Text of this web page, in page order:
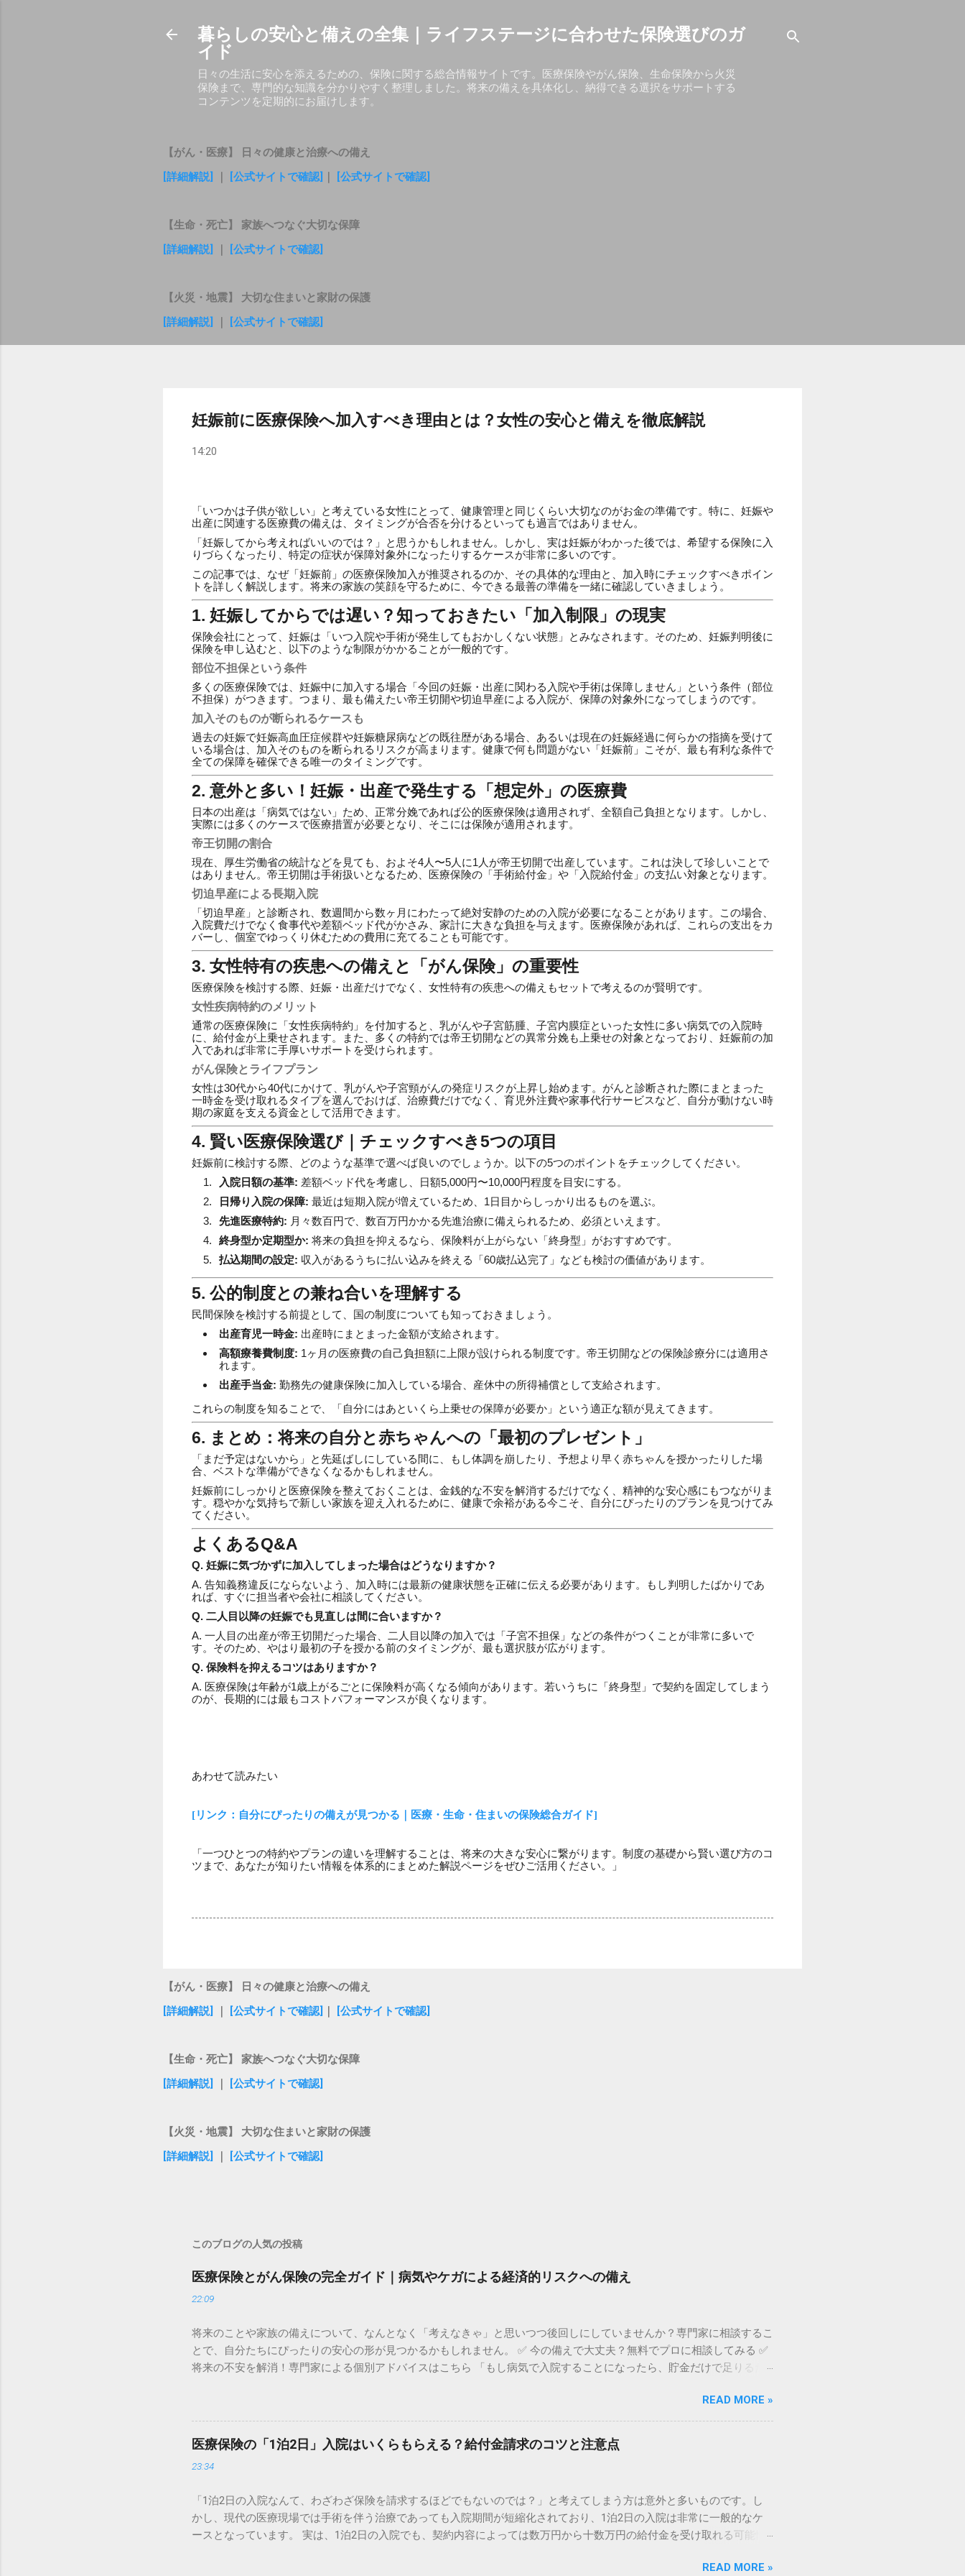
暮らしの安心と備えの全集｜ライフステージに合わせた保険選びのガ
イド
日々の生活に安心を添えるための、保険に関する総合情報サイトです。医療保険やがん保険、生命保険から火災
保険まで、専門的な知識を分かりやすく整理しました。将来の備えを具体化し、納得できる選択をサポートする
コンテンツを定期的にお届けします。
【がん・医療】 日々の健康と治療への備え
[詳細解説]
[公式サイトで確認] [公式サイトで確認]
【生命・死亡】 家族へつなぐ大切な保障
[詳細解説]
[公式サイトで確認]
【火災・地震】 大切な住まいと家財の保護
[詳細解説]
[公式サイトで確認]
妊娠前に医療保険へ加入すべき理由とは？女性の安心と備えを徹底解説
14:20
「いつかは子供が欲しい」と考えている女性にとって、健康管理と同じくらい大切なのがお金の準備です。特に、妊娠や
出産に関連する医療費の備えは、タイミングが合否を分けるといっても過言ではありません。
「妊娠してから考えればいいのでは？」と思うかもしれません。しかし、実は妊娠がわかった後では、希望する保険に入
りづらくなったり、特定の症状が保障対象外になったりするケースが非常に多いのです。
この記事では、なぜ「妊娠前」の医療保険加入が推奨されるのか、その具体的な理由と、加入時にチェックすべきポイン
トを詳しく解説します。将来の家族の笑顔を守るために、今できる最善の準備を一緒に確認していきましょう。
1. 妊娠してからでは遅い？知っておきたい「加入制限」の現実
保険会社にとって、妊娠は「いつ入院や手術が発生してもおかしくない状態」とみなされます。そのため、妊娠判明後に
保険を申し込むと、以下のような制限がかかることが一般的です。
部位不担保という条件
多くの医療保険では、妊娠中に加入する場合「今回の妊娠・出産に関わる入院や手術は保障しません」という条件（部位
不担保）がつきます。つまり、最も備えたい帝王切開や切迫早産による入院が、保障の対象外になってしまうのです。
加入そのものが断られるケースも
過去の妊娠で妊娠高血圧症候群や妊娠糖尿病などの既往歴がある場合、あるいは現在の妊娠経過に何らかの指摘を受けて
いる場合は、加入そのものを断られるリスクが高まります。健康で何も問題がない「妊娠前」こそが、最も有利な条件で
全ての保障を確保できる唯一のタイミングです。
2. 意外と多い！妊娠・出産で発生する「想定外」の医療費
日本の出産は「病気ではない」ため、正常分娩であれば公的医療保険は適用されず、全額自己負担となります。しかし、
実際には多くのケースで医療措置が必要となり、そこには保険が適用されます。
帝王切開の割合
現在、厚生労働省の統計などを見ても、およそ4人〜5人に1人が帝王切開で出産しています。これは決して珍しいことで
はありません。帝王切開は手術扱いとなるため、医療保険の「手術給付金」や「入院給付金」の支払い対象となります。
切迫早産による長期入院
「切迫早産」と診断され、数週間から数ヶ月にわたって絶対安静のための入院が必要になることがあります。この場合、
入院費だけでなく食事代や差額ベッド代がかさみ、家計に大きな負担を与えます。医療保険があれば、これらの支出をカ
バーし、個室でゆっくり休むための費用に充てることも可能です。
3. 女性特有の疾患への備えと「がん保険」の重要性
医療保険を検討する際、妊娠・出産だけでなく、女性特有の疾患への備えもセットで考えるのが賢明です。
女性疾病特約のメリット
通常の医療保険に「女性疾病特約」を付加すると、乳がんや子宮筋腫、子宮内膜症といった女性に多い病気での入院時
に、給付金が上乗せされます。また、多くの特約では帝王切開などの異常分娩も上乗せの対象となっており、妊娠前の加
入であれば非常に手厚いサポートを受けられます。
がん保険とライフプラン
女性は30代から40代にかけて、乳がんや子宮頸がんの発症リスクが上昇し始めます。がんと診断された際にまとまった
一時金を受け取れるタイプを選んでおけば、治療費だけでなく、育児外注費や家事代行サービスなど、自分が動けない時
期の家庭を支える資金として活用できます。
4. 賢い医療保険選び｜チェックすべき5つの項目
妊娠前に検討する際、どのような基準で選べば良いのでしょうか。以下の5つのポイントをチェックしてください。
入院日額の基準: 差額ベッド代を考慮し、日額5,000円〜10,000円程度を目安にする。
日帰り入院の保障: 最近は短期入院が増えているため、1日目からしっかり出るものを選ぶ。
先進医療特約: 月々数百円で、数百万円かかる先進治療に備えられるため、必須といえます。
終身型か定期型か: 将来の負担を抑えるなら、保険料が上がらない「終身型」がおすすめです。
払込期間の設定: 収入があるうちに払い込みを終える「60歳払込完了」なども検討の価値があります。
5. 公的制度との兼ね合いを理解する
民間保険を検討する前提として、国の制度についても知っておきましょう。
出産育児一時金: 出産時にまとまった金額が支給されます。
高額療養費制度: 1ヶ月の医療費の自己負担額に上限が設けられる制度です。帝王切開などの保険診療分には適用さ
れます。
出産手当金: 勤務先の健康保険に加入している場合、産休中の所得補償として支給されます。
これらの制度を知ることで、「自分にはあといくら上乗せの保障が必要か」という適正な額が見えてきます。
6. まとめ：将来の自分と赤ちゃんへの「最初のプレゼント」
「まだ予定はないから」と先延ばしにしている間に、もし体調を崩したり、予想より早く赤ちゃんを授かったりした場
合、ベストな準備ができなくなるかもしれません。
妊娠前にしっかりと医療保険を整えておくことは、金銭的な不安を解消するだけでなく、精神的な安心感にもつながりま
す。穏やかな気持ちで新しい家族を迎え入れるために、健康で余裕がある今こそ、自分にぴったりのプランを見つけてみ
てください。
よくあるQ&A
Q. 妊娠に気づかずに加入してしまった場合はどうなりますか？
A. 告知義務違反にならないよう、加入時には最新の健康状態を正確に伝える必要があります。もし判明したばかりであ
れば、すぐに担当者や会社に相談してください。
Q. 二人目以降の妊娠でも見直しは間に合いますか？
A. 一人目の出産が帝王切開だった場合、二人目以降の加入では「子宮不担保」などの条件がつくことが非常に多いで
す。そのため、やはり最初の子を授かる前のタイミングが、最も選択肢が広がります。
Q. 保険料を抑えるコツはありますか？
A. 医療保険は年齢が1歳上がるごとに保険料が高くなる傾向があります。若いうちに「終身型」で契約を固定してしまう
のが、長期的には最もコストパフォーマンスが良くなります。
あわせて読みたい
[リンク：自分にぴったりの備えが見つかる｜医療・生命・住まいの保険総合ガイド]
「一つひとつの特約やプランの違いを理解することは、将来の大きな安心に繋がります。制度の基礎から賢い選び方のコ
ツまで、あなたが知りたい情報を体系的にまとめた解説ページをぜひご活用ください。」
【がん・医療】 日々の健康と治療への備え
[詳細解説]
[公式サイトで確認] [公式サイトで確認]
【生命・死亡】 家族へつなぐ大切な保障
[詳細解説]
[公式サイトで確認]
【火災・地震】 大切な住まいと家財の保護
[詳細解説]
[公式サイトで確認]
このブログの人気の投稿
医療保険とがん保険の完全ガイド｜病気やケガによる経済的リスクへの備え
22:09
将来のことや家族の備えについて、なんとなく「考えなきゃ」と思いつつ後回しにしていませんか？専門家に相談するこ
とで、自分たちにぴったりの安心の形が見つかるかもしれません。 ✅ 今の備えで大丈夫？無料でプロに相談してみる ✅
将来の不安を解消！専門家による個別アドバイスはこちら 「もし病気で入院することになったら、貯金だけで足りるだ
ですが、すべての費用がカバーされるわけではありません。 特に近年、医療技術の進歩に伴い、入院期間の短縮や通院
治療の増加など、医療を取り巻く環境は劇的に変化しています。古い保険に入ったままでは、いざというときに十分なサ
ポートを受けられない可能性もあります。 この記事では、公的制度の仕組みを正しく理解した上で、自分にぴったりの
医療保険・がん保険を構築するための具体的なポイントを分かりやすく解説します。 公的医療保険制度を補完する民間
医療保険の必要性 日本の公的医療保険（健康保険）は非常に優秀です。しかし、民間保険が必要とされる理由は、制度
限度額を超えた場合、超過分が払い戻される「高額療養費制度」があります。これにより、窓口で支払う医療費そのもの
は一定額に抑えられます。 しかし、以下の費用は全額自己負担となり、この制度の対象外です。 差額ベッド代： 希望し
て個室や少人数部屋に入った際の費用 入院中の食事代： 1食あたり数百円の標準負担額 日用品・衣類のレンタル料： パ
READ MORE »
医療保険の「1泊2日」入院はいくらもらえる？給付金請求のコツと注意点
23:34
「1泊2日の入院なんて、わざわざ保険を請求するほどでもないのでは？」と考えてしまう方は意外と多いものです。し
かし、現代の医療現場では手術を伴う治療であっても入院期間が短縮化されており、1泊2日の入院は非常に一般的なケ
ースとなっています。 実は、1泊2日の入院でも、契約内容によっては数万円から十数万円の給付金を受け取れる可能性
りかかって損をしたりすることもあります。 この記事では、医療保険やがん保険における「1泊2日」の給付金請求に焦
READ MORE »